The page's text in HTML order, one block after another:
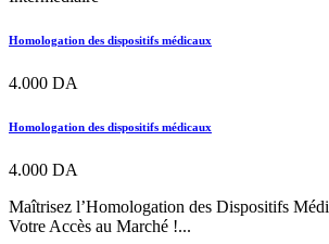
Homologation des dispositifs médicaux
4.000 DA
Homologation des dispositifs médicaux
4.000 DA
Maîtrisez l’Homologation des Dispositifs
Votre Accès au Marché !...